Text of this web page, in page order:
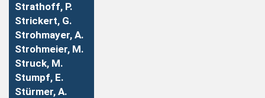
Strathoff, P.
Strickert, G.
Strohmayer, A.
Strohmeier, M.
Struck, M.
Stumpf, E.
Stürmer, A.